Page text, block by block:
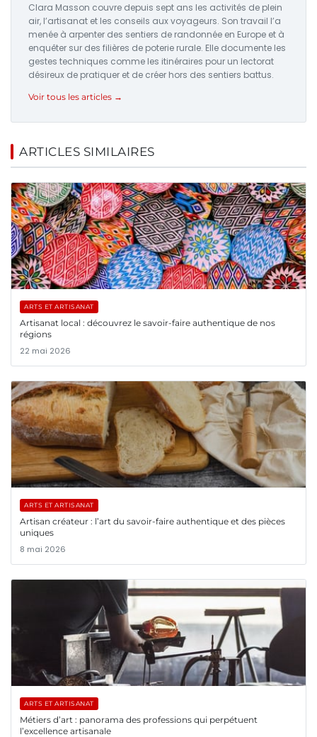
Clara Masson couvre depuis sept ans les activités de plein
air, l’artisanat et les conseils aux voyageurs. Son travail l’a
menée à arpenter des sentiers de randonnée en Europe et à
enquêter sur des filières de poterie rurale. Elle documente les
gestes techniques comme les itinéraires pour un lectorat
désireux de pratiquer et de créer hors des sentiers battus.
Voir tous les articles →
ARTICLES SIMILAIRES
ARTS ET ARTISANAT
Artisanat local : découvrez le savoir-faire authentique de nos
régions
22 mai 2026
ARTS ET ARTISANAT
Artisan créateur : l’art du savoir-faire authentique et des pièces
uniques
8 mai 2026
ARTS ET ARTISANAT
Métiers d’art : panorama des professions qui perpétuent
l’excellence artisanale